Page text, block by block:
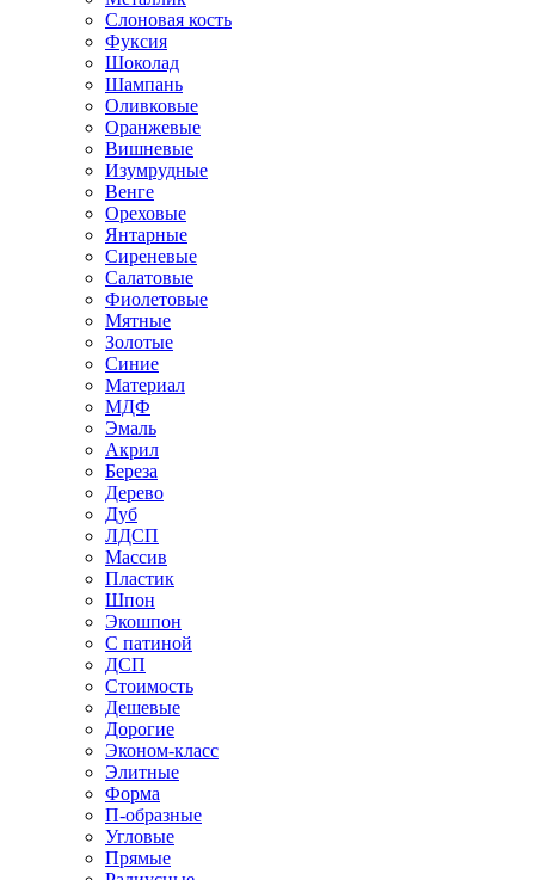
Слоновая кость
Фуксия
Шоколад
Шампань
Оливковые
Оранжевые
Вишневые
Изумрудные
Венге
Ореховые
Янтарные
Сиреневые
Салатовые
Фиолетовые
Мятные
Золотые
Синие
Материал
МДФ
Эмаль
Акрил
Береза
Дерево
Дуб
ЛДСП
Массив
Пластик
Шпон
Экошпон
С патиной
ДСП
Стоимость
Дешевые
Дорогие
Эконом-класс
Элитные
Форма
П-образные
Угловые
Прямые